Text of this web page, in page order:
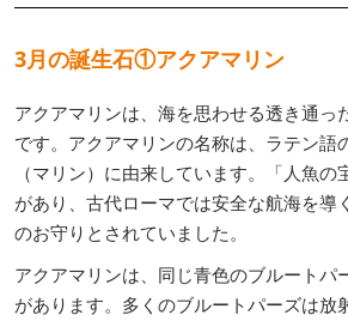
3月の誕生石①アクアマリン
アクアマリンは、海を思わせる透き通っ
です。アクアマリンの名称は、ラテン語
（マリン）に由来しています。「人魚の
があり、古代ローマでは安全な航海を導
のお守りとされていました。
アクアマリンは、同じ青色のブルートパ
があります。多くのブルートパーズは放